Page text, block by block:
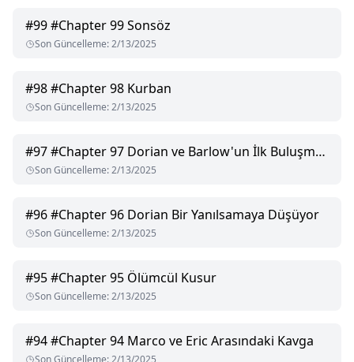
#99#Chapter 99 Sonsöz
Son Güncelleme:2/13/2025
#98#Chapter 98 Kurban
Son Güncelleme:2/13/2025
#97#Chapter 97 Dorian ve Barlow'un İlk Buluşması
Son Güncelleme:2/13/2025
#96#Chapter 96 Dorian Bir Yanılsamaya Düşüyor
Son Güncelleme:2/13/2025
#95#Chapter 95 Ölümcül Kusur
Son Güncelleme:2/13/2025
#94#Chapter 94 Marco ve Eric Arasındaki Kavga